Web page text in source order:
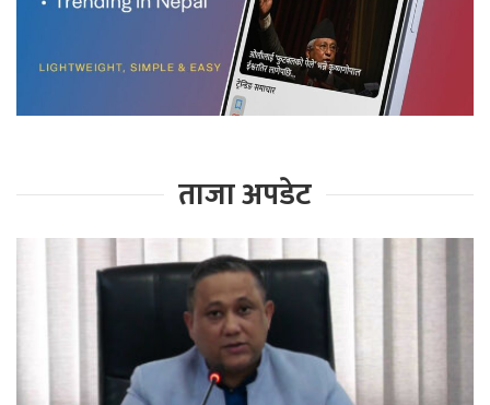
ताजा अपडेट